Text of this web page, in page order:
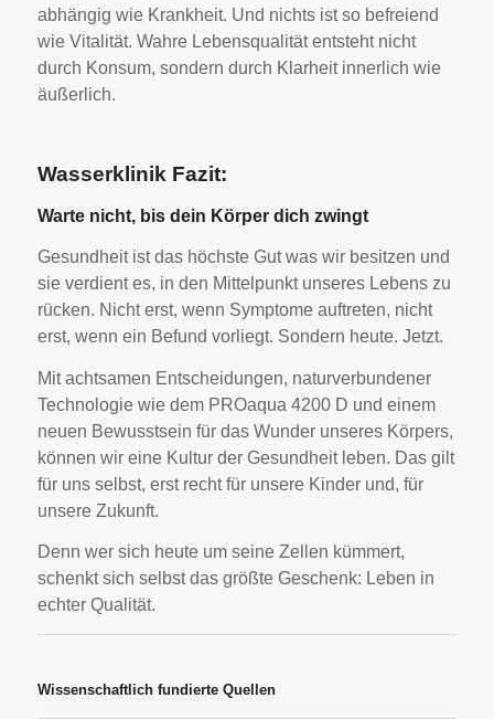
abhängig wie Krankheit. Und nichts ist so befreiend
wie Vitalität. Wahre Lebensqualität entsteht nicht
durch Konsum, sondern durch Klarheit innerlich wie
äußerlich.
Wasserklinik Fazit:
Warte nicht, bis dein Körper dich zwingt
Gesundheit ist das höchste Gut was wir besitzen und
sie verdient es, in den Mittelpunkt unseres Lebens zu
rücken. Nicht erst, wenn Symptome auftreten, nicht
erst, wenn ein Befund vorliegt. Sondern heute. Jetzt.
Mit achtsamen Entscheidungen, naturverbundener
Technologie wie dem PROaqua 4200 D und einem
neuen Bewusstsein für das Wunder unseres Körpers,
können wir eine Kultur der Gesundheit leben. Das gilt
für uns selbst, erst recht für unsere Kinder und, für
unsere Zukunft.
Denn wer sich heute um seine Zellen kümmert,
schenkt sich selbst das größte Geschenk: Leben in
echter Qualität.
Wissenschaftlich fundierte Quellen